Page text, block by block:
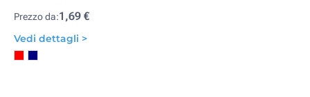
Prezzo da:1,69 €
Vedi dettagli >